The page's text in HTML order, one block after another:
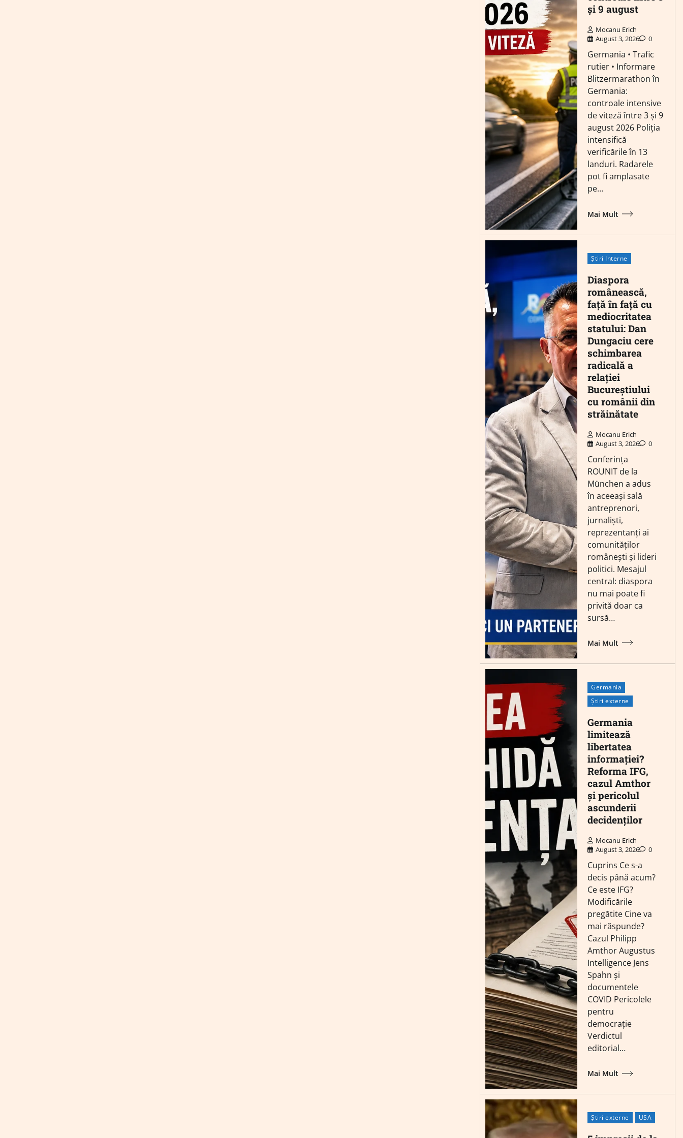
și 9 august
Mocanu Erich
August 3, 2026
0
Germania • Trafic
rutier • Informare
Blitzermarathon în
Germania:
controale intensive
de viteză între 3 și 9
august 2026 Poliția
intensifică
verificările în 13
landuri. Radarele
pot fi amplasate
pe…
Mai Mult
Știri Interne
Diaspora
românească,
față în față cu
mediocritatea
statului: Dan
Dungaciu cere
schimbarea
radicală a
relației
Bucureștiului
cu românii din
străinătate
Mocanu Erich
August 3, 2026
0
Conferința
ROUNIT de la
München a adus
în aceeași sală
antreprenori,
jurnaliști,
reprezentanți ai
comunităților
românești și lideri
politici. Mesajul
central: diaspora
nu mai poate fi
privită doar ca
sursă…
Mai Mult
Germania
Știri externe
Germania
limitează
libertatea
informației?
Reforma IFG,
cazul Amthor
și pericolul
ascunderii
decidenților
Mocanu Erich
August 3, 2026
0
Cuprins Ce s-a
decis până acum?
Ce este IFG?
Modificările
pregătite Cine va
mai răspunde?
Cazul Philipp
Amthor Augustus
Intelligence Jens
Spahn și
documentele
COVID Pericolele
pentru
democrație
Verdictul
editorial…
Mai Mult
Știri externe USA